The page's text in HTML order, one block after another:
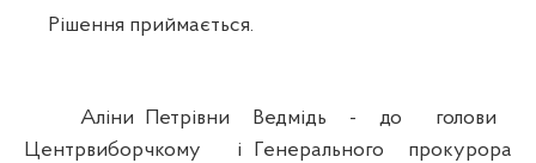
Рішення приймається.
Аліни Петрівни Ведмідь - до голови
Центрвиборчкому і Генерального прокурора